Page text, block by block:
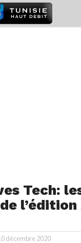
Tech:
l’édition
décembre 2020